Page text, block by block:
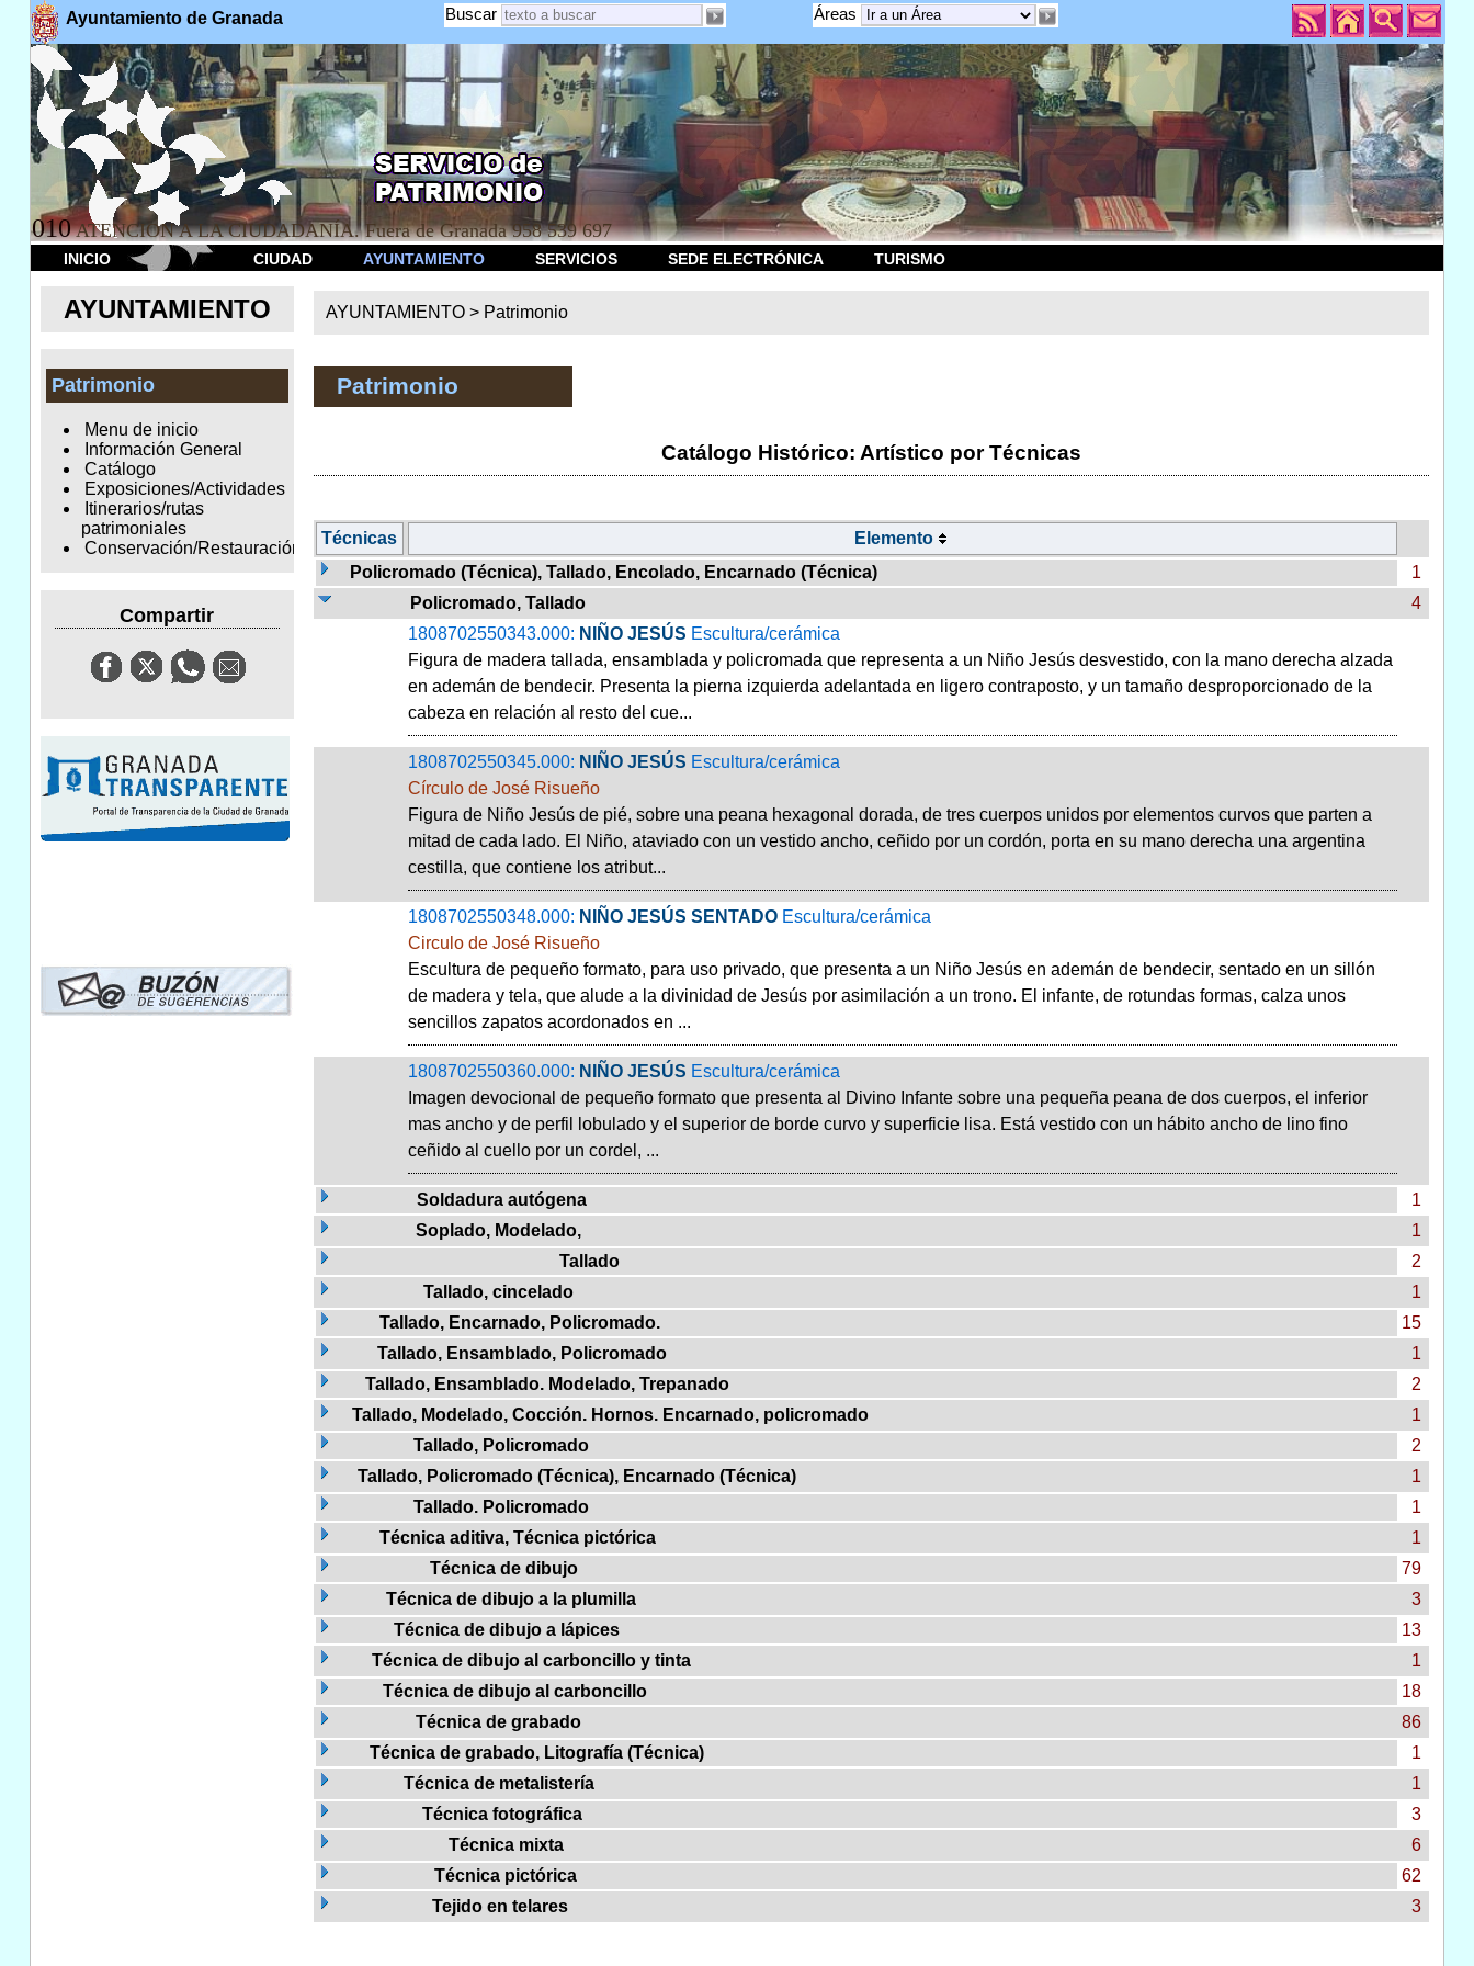
Ayuntamiento de Granada Áreas
Buscar
010 ATENCION A LA CIUDADANÍA. Fuera de Granada 958 539 697
INICIO CIUDAD AYUNTAMIENTO SERVICIOS SEDE ELECTRÓNICA TURISMO
AYUNTAMIENTO
Patrimonio
Menu de inicio
Información General
Catálogo
Exposiciones/Actividades
Itinerarios/rutas
patrimoniales
Conservación/Restauración
Compartir
AYUNTAMIENTO > Patrimonio
Patrimonio
Catálogo Histórico: Artístico por Técnicas
Técnicas
Elemento
Policromado (Técnica), Tallado, Encolado, Encarnado (Técnica)
1
Policromado, Tallado
4
1808702550343.000: NIÑO JESÚS Escultura/cerámica
Figura de madera tallada, ensamblada y policromada que representa a un Niño Jesús desvestido, con la mano derecha alzada
en ademán de bendecir. Presenta la pierna izquierda adelantada en ligero contraposto, y un tamaño desproporcionado de la
cabeza en relación al resto del cue...
1808702550345.000: NIÑO JESÚS Escultura/cerámica
Círculo de José Risueño
Figura de Niño Jesús de pié, sobre una peana hexagonal dorada, de tres cuerpos unidos por elementos curvos que parten a
mitad de cada lado. El Niño, ataviado con un vestido ancho, ceñido por un cordón, porta en su mano derecha una argentina
cestilla, que contiene los atribut...
1808702550348.000: NIÑO JESÚS SENTADO Escultura/cerámica
Circulo de José Risueño
Escultura de pequeño formato, para uso privado, que presenta a un Niño Jesús en ademán de bendecir, sentado en un sillón
de madera y tela, que alude a la divinidad de Jesús por asimilación a un trono. El infante, de rotundas formas, calza unos
sencillos zapatos acordonados en ...
1808702550360.000: NIÑO JESÚS Escultura/cerámica
Imagen devocional de pequeño formato que presenta al Divino Infante sobre una pequeña peana de dos cuerpos, el inferior
mas ancho y de perfil lobulado y el superior de borde curvo y superficie lisa. Está vestido con un hábito ancho de lino fino
ceñido al cuello por un cordel, ...
Soldadura autógena
1
Soplado, Modelado,
1
Tallado
2
Tallado, cincelado
1
Tallado, Encarnado, Policromado.
15
Tallado, Ensamblado, Policromado
1
Tallado, Ensamblado. Modelado, Trepanado
2
Tallado, Modelado, Cocción. Hornos. Encarnado, policromado
1
Tallado, Policromado
2
Tallado, Policromado (Técnica), Encarnado (Técnica)
1
Tallado. Policromado
1
Técnica aditiva, Técnica pictórica
1
Técnica de dibujo
79
Técnica de dibujo a la plumilla
3
Técnica de dibujo a lápices
13
Técnica de dibujo al carboncillo y tinta
1
Técnica de dibujo al carboncillo
18
Técnica de grabado
86
Técnica de grabado, Litografía (Técnica)
1
Técnica de metalistería
1
Técnica fotográfica
3
Técnica mixta
6
Técnica pictórica
62
Tejido en telares
3